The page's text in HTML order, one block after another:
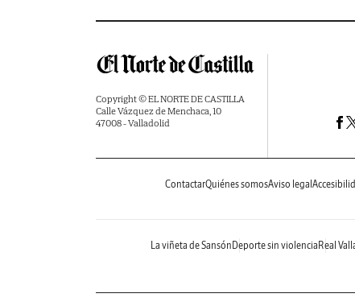
Copyright © EL NORTE DE CASTILLA
Calle Vázquez de Menchaca, 10
47008 - Valladolid
ContactarQuiénes somosAviso legal
La viñeta de Sansón Deporte sin violencia Real